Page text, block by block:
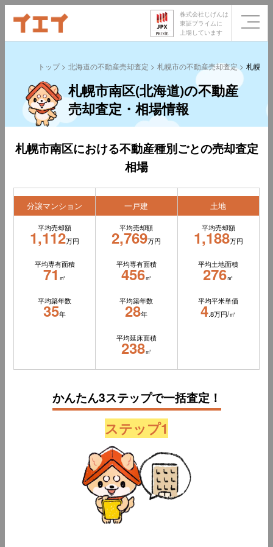
株式会社じげんは
東証プライムに
上場しています
トップ 北海道の不動産売却査定 札幌市の不動産売却査定 札幌市
札幌市南区(北海道)の不動産
売却査定・相場情報
札幌市南区における不動産種別ごとの売却査定
相場
分譲マンション
平均売却額
1,112万円
平均専有面積
71㎡
平均築年数
35年
一戸建
平均売却額
2,769万円
平均専有面積
456㎡
平均築年数
28年
平均延床面積
238㎡
土地
平均売却額
1,188万円
平均土地面積
276㎡
平均平米単価
4.8万円/㎡
かんたん3ステップで一括査定！
ステップ1